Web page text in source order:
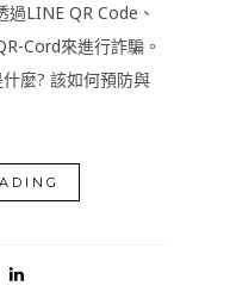
LINE QR Code、
Cord來進行詐騙。
麼? 該如何預防與